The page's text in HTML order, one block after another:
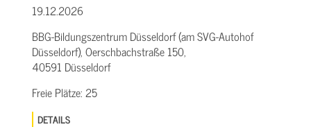
19.12.2026
BBG-Bildungszentrum Düsseldorf (am SVG-Autohof
Düsseldorf), Oerschbachstraße 150,
40591 Düsseldorf
Freie Plätze:25
DETAILS